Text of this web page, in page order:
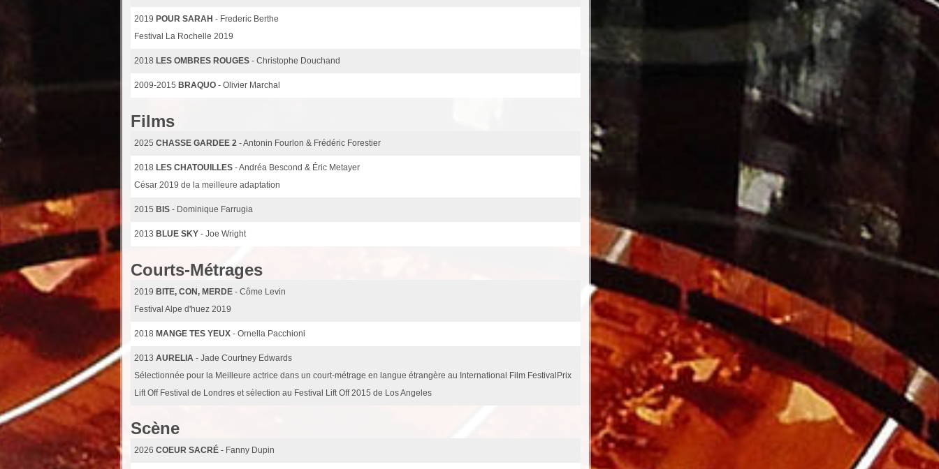
2019 POUR SARAH - Frederic Berthe
Festival La Rochelle 2019
2018 LES OMBRES ROUGES - Christophe Douchand
2009-2015 BRAQUO - Olivier Marchal
Films
2025 CHASSE GARDEE 2 - Antonin Fourlon & Frédéric Forestier
2018 LES CHATOUILLES - Andréa Bescond & Éric Metayer
César 2019 de la meilleure adaptation
2015 BIS - Dominique Farrugia
2013 BLUE SKY - Joe Wright
Courts-Métrages
2019 BITE, CON, MERDE - Côme Levin
Festival Alpe d'huez 2019
2018 MANGE TES YEUX - Ornella Pacchioni
2013 AURELIA - Jade Courtney Edwards
Sélectionnée pour la Meilleure actrice dans un court-métrage en langue étrangère au International Film FestivalPrix
Lift Off Festival de Londres et sélection au Festival Lift Off 2015 de Los Angeles
Scène
2026 COEUR SACRÉ - Fanny Dupin